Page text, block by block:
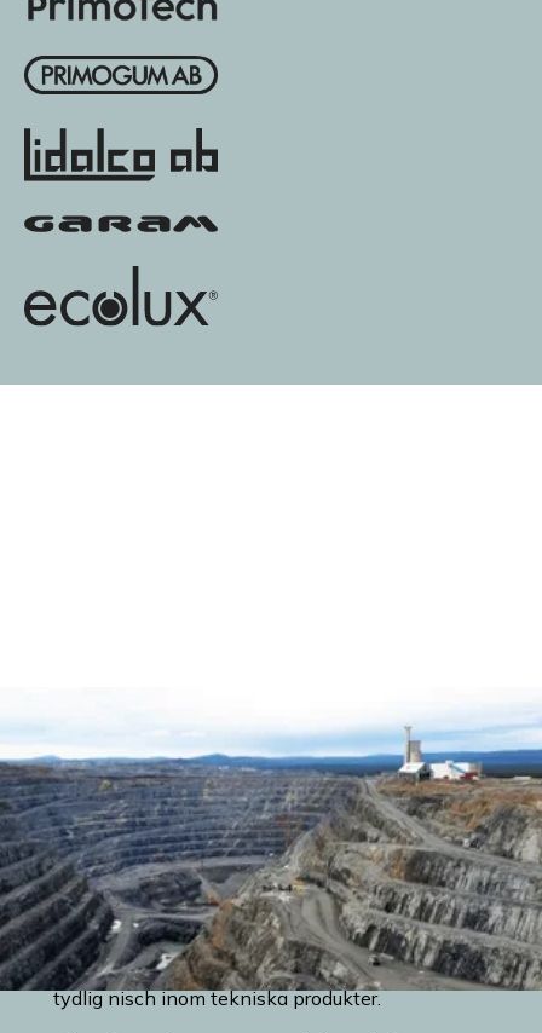
Industri
Vårt investeringsarbete
Omsättningen är idag cirka 753 MSEK, med ett
rörelseresultat på 97 MSEK.
Gruppen består av nordiska B2B-bolag med en
tydlig nisch inom tekniska produkter.